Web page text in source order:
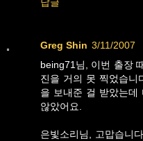
Greg Shin 3/11/2007
being71님, 이번 출장
진을 거의 못 찍었습니
을 보내준 걸 받았는데
않았어요.
은빛소리님, 고맙습니